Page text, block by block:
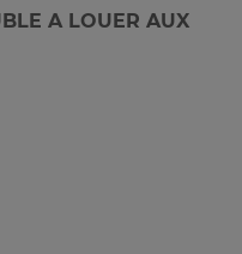
A LOUER AUX